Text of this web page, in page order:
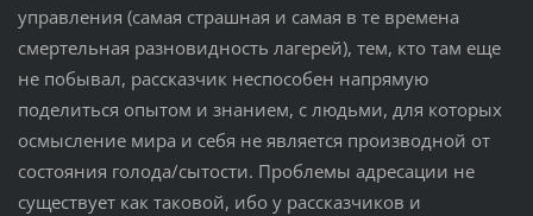
управления (самая страшная и самая в те времена
смертельная разновидность лагерей), тем, кто там еще
не побывал, рассказчик неспособен напрямую
поделиться опытом и знанием, с людьми, для которых
осмысление мира и себя не является производной от
состояния голода/сытости. Проблемы адресации не
существует как таковой, ибо у рассказчиков и